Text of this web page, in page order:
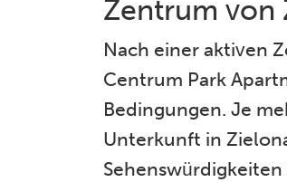
Zentrum von
Nach einer aktiven
Centrum Park
Bedingungen. Je
Unterkunft in